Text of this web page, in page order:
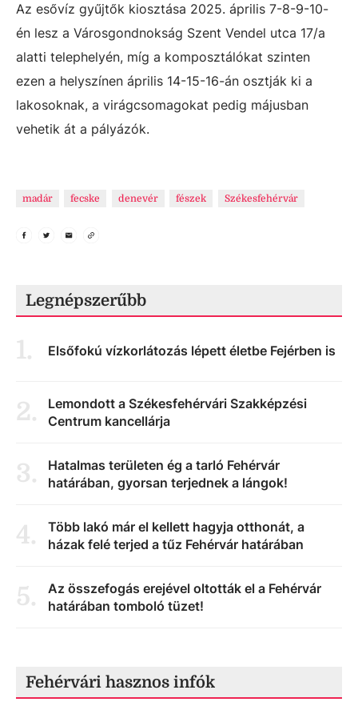
Az esővíz gyűjtők kiosztása 2025. április 7-8-9-10-
én lesz a Városgondnokság Szent Vendel utca 17/a
alatti telephelyén, míg a komposztálókat szinten
ezen a helyszínen április 14-15-16-án osztják ki a
lakosoknak, a virágcsomagokat pedig májusban
vehetik át a pályázók.
madár fecske denevér fészek Székesfehérvár
Legnépszerűbb
1. Elsőfokú vízkorlátozás lépett életbe Fejérben is
2.
Lemondott a Székesfehérvári Szakképzési
Centrum kancellárja
3.
Hatalmas területen ég a tarló Fehérvár
határában, gyorsan terjednek a lángok!
4.
Több lakó már el kellett hagyja otthonát, a
házak felé terjed a tűz Fehérvár határában
5.
Az összefogás erejével oltották el a Fehérvár
határában tomboló tüzet!
Fehérvári hasznos infók